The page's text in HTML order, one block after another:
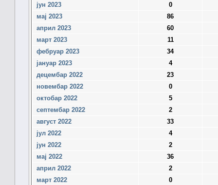
јун 2023
0
мај 2023
86
април 2023
60
март 2023
11
фебруар 2023
34
јануар 2023
4
децембар 2022
23
новембар 2022
0
октобар 2022
5
септембар 2022
2
август 2022
33
јул 2022
4
јун 2022
2
мај 2022
36
април 2022
2
март 2022
0